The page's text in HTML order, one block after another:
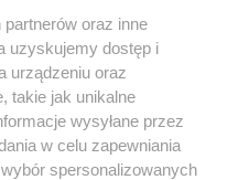
oraz inne
uzyskujemy dostęp i
urządzeniu oraz
takie jak unikalne
wysyłane przez
w celu zapewniania
spersonalizowanych